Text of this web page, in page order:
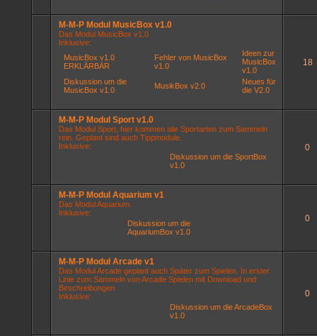
M-M-P Modul MusicBox v1.0
Das Modul MusicBox v1.0
Inklusive:
MusicBox v1.0
ERKLÄRBÄR
Fehler von MusicBox
v1.0
Ideen zur
MusicBox
v1.0
Diskussion um die
MusicBox v1.0
MusikBox v2.0
Neues für
die V2.0
18
M-M-P Modul Sport v1.0
Das Modul Sport, hier kommen alle Sportarten zum Sammeln
rein. Geplant sind auch Tippmodule.
Inklusive:
Diskussion um die SportBox
v1.0
0
M-M-P Modul Aquarium v1
Das Modul Aquarium.
Inklusive:
Diskussion um die
AquariumBox v1.0
0
M-M-P Modul Arcade v1
Das Modul Arcade geplant auch Später zum Spielen. In erster
Linie zum Sammeln von Arcade Spielen mit Download und
Beschreibungen.
Inklusive:
Diskussion um die ArcadeBox
v1.0
0